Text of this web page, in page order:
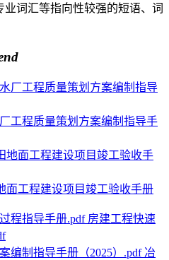
词汇等指向性较强的短语、词
工程质量策划方案编制指导手
面工程建设项目竣工验收手册
房建工程快速
冶